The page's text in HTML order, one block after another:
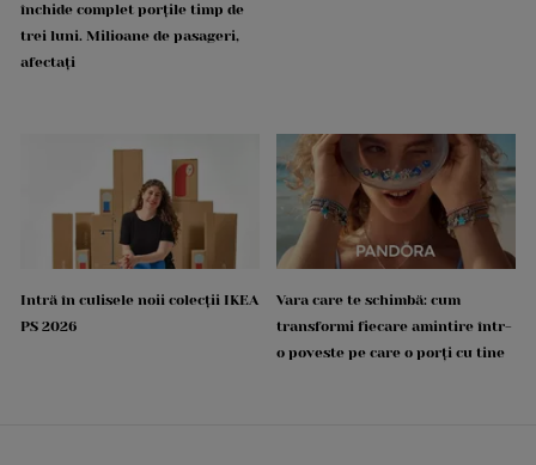
închide complet porțile timp de
trei luni. Milioane de pasageri,
afectați
Intră în culisele noii colecții IKEA
PS 2026
Vara care te schimbă: cum
transformi fiecare amintire într-
o poveste pe care o porți cu tine